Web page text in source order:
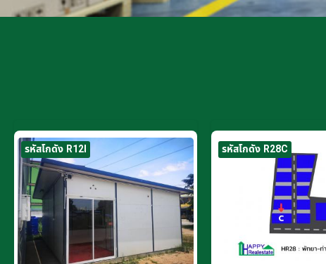
รหัสโกดัง R12I รหัสโกดัง R28C